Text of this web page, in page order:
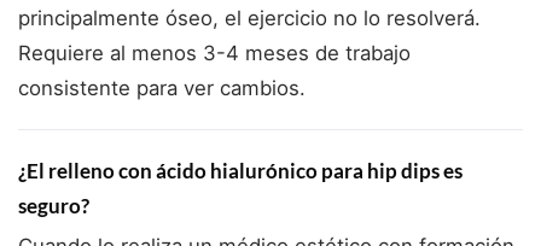
principalmente óseo, el ejercicio no lo resolverá.
Requiere al menos 3-4 meses de trabajo
consistente para ver cambios.
¿El relleno con ácido hialurónico para hip dips es
seguro?